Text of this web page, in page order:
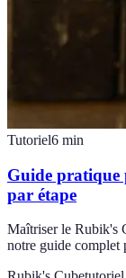
Tutoriel6 min
Guide pratique
par étape
Maîtriser le Rubik's
notre guide complet